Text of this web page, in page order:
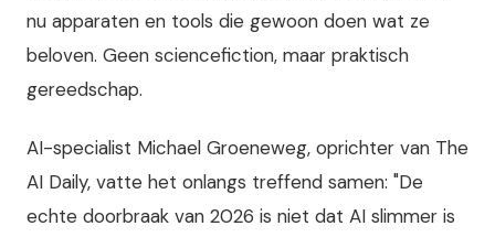
nu apparaten en tools die gewoon doen wat ze
beloven. Geen sciencefiction, maar praktisch
gereedschap.
AI-specialist Michael Groeneweg, oprichter van The
AI Daily, vatte het onlangs treffend samen: "De
echte doorbraak van 2026 is niet dat AI slimmer is